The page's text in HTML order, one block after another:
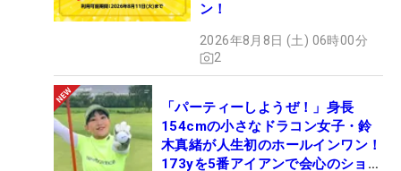
ン！
2026年8月8日 (土) 06時00分
2
「パーティーしようぜ！」身長
154cmの小さなドラコン女子・鈴
木真緒が人生初のホールインワン！
173yを5番アイアンで会心のショッ